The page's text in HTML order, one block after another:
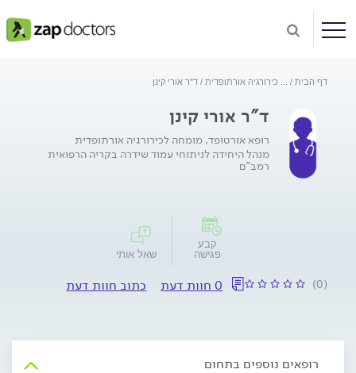
דף הבית כירורגיה אורתופדית ד"ר אורי קינן
ד"ר אורי קינן
רופא אורטופד, מומחה לכירורגיה אורתופדית
מנהל היחידה לניתוחי עמוד שידרה בקריה הרפואית
רמב"ם
קבע
פגישה
שאל אותי
(0) 0 חוות דעת כתוב חוות דעת
רופאים נוספים בתחום